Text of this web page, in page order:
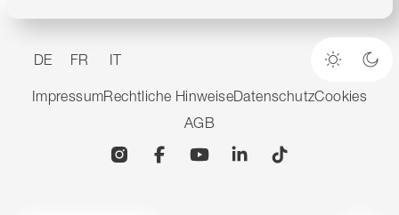
DE FR IT
Heller
ImpressumRechtliche HinweiseDatenschutzCookies
AGB
InstagramFacebookYouTubeLinkedin